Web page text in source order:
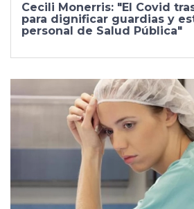
Cecili Monerris: "El Covid
para dignificar guardias y
personal de Salud Pública"